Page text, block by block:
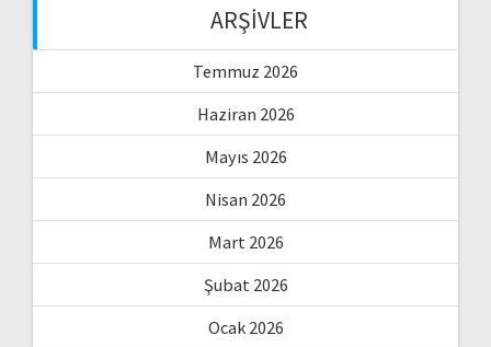
ARŞIVLER
Temmuz 2026
Haziran 2026
Mayıs 2026
Nisan 2026
Mart 2026
Şubat 2026
Ocak 2026